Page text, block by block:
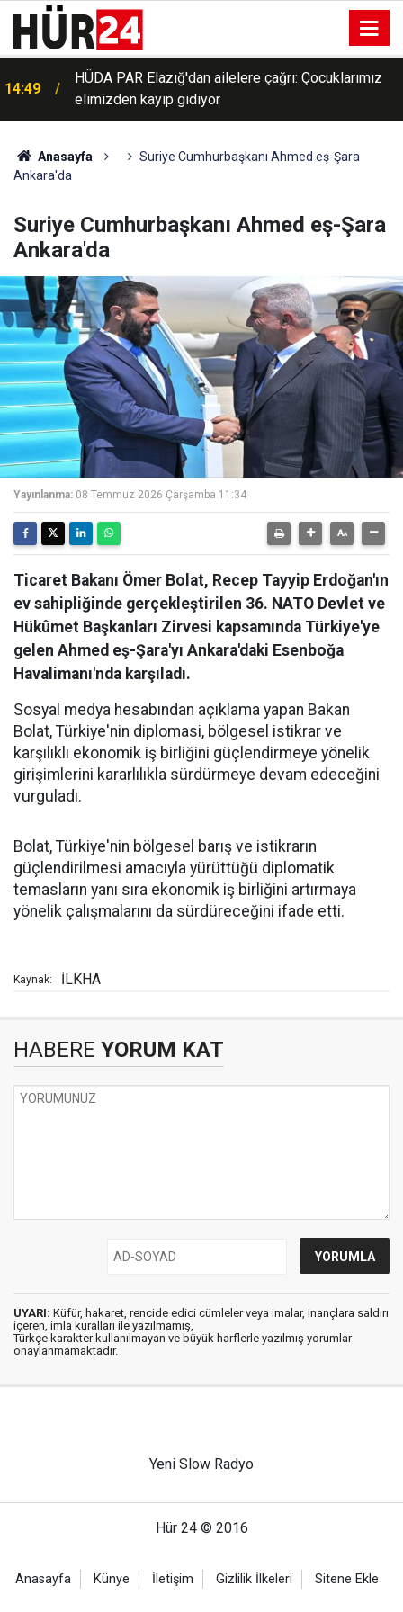
14:49
HÜDA PAR Elazığ'dan ailelere çağrı: Çocuklarımız
elimizden kayıp gidiyor
Anasayfa
Suriye Cumhurbaşkanı Ahmed eş-Şara
Ankara'da
Suriye Cumhurbaşkanı Ahmed eş-Şara
Ankara'da
Yayınlanma: 08 Temmuz 2026 Çarşamba 11:34
Ticaret Bakanı Ömer Bolat, Recep Tayyip Erdoğan'ın
ev sahipliğinde gerçekleştirilen 36. NATO Devlet ve
Hükûmet Başkanları Zirvesi kapsamında Türkiye'ye
gelen Ahmed eş-Şara'yı Ankara'daki Esenboğa
Havalimanı'nda karşıladı.
Sosyal medya hesabından açıklama yapan Bakan
Bolat, Türkiye'nin diplomasi, bölgesel istikrar ve
karşılıklı ekonomik iş birliğini güçlendirmeye yönelik
girişimlerini kararlılıkla sürdürmeye devam edeceğini
vurguladı.
Bolat, Türkiye'nin bölgesel barış ve istikrarın
güçlendirilmesi amacıyla yürüttüğü diplomatik
temasların yanı sıra ekonomik iş birliğini artırmaya
yönelik çalışmalarını da sürdüreceğini ifade etti.
Kaynak: İLKHA
HABERE YORUM KAT
UYARI: Küfür, hakaret, rencide edici cümleler veya imalar, inançlara saldırı
içeren, imla kuralları ile yazılmamış,
Türkçe karakter kullanılmayan ve büyük harflerle yazılmış yorumlar
onaylanmamaktadır.
Yeni Slow Radyo
Hür 24 © 2016
Anasayfa Künye İletişim Gizlilik İlkeleri Sitene Ekle